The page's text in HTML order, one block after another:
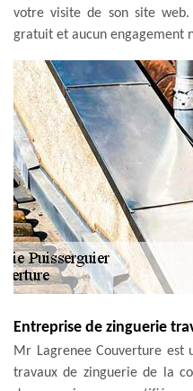
votre visite de son site
gratuit et aucun engagement
Entreprise de zinguerie
Mr Lagrenee Couverture est
travaux de zinguerie de la